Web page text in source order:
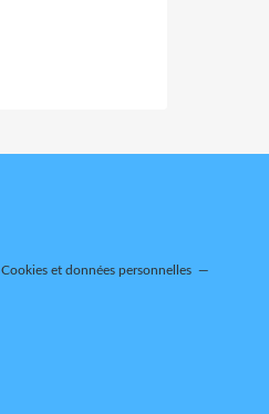
Cookies et données personnelles